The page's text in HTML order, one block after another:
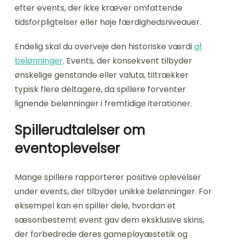
efter events, der ikke kræver omfattende
tidsforpligtelser eller høje færdighedsniveauer.
Endelig skal du overveje den historiske værdiaf
belønninger. Events, der konsekvent tilbyder
ønskelige genstande eller valuta, tiltrækker
typisk flere deltagere, da spillere forventer
lignende belønninger i fremtidige iterationer.
Spillerudtalelser om
eventoplevelser
Mange spillere rapporterer positive oplevelser
under events, der tilbyder unikke belønninger. For
eksempel kan en spiller dele, hvordan et
sæsonbestemt event gav dem eksklusive skins,
der forbedrede deres gameplayæstetik og